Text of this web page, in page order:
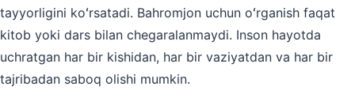
tayyorligini koʻrsatadi. Bahromjon uchun oʻrganish faqat
kitob yoki dars bilan chegaralanmaydi. Inson hayotda
uchratgan har bir kishidan, har bir vaziyatdan va har bir
tajribadan saboq olishi mumkin.